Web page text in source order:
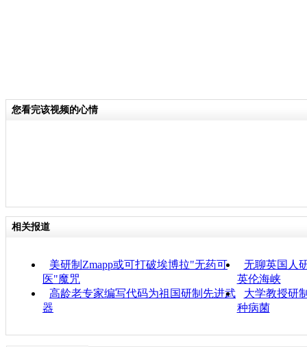
您看完该视频的心情
相关报道
美研制Zmapp或可打破埃博拉"无药可
医"魔咒
无聊英国人
英伦海峡
高龄老专家编写代码为祖国研制先进武
器
大学教授研
种病菌